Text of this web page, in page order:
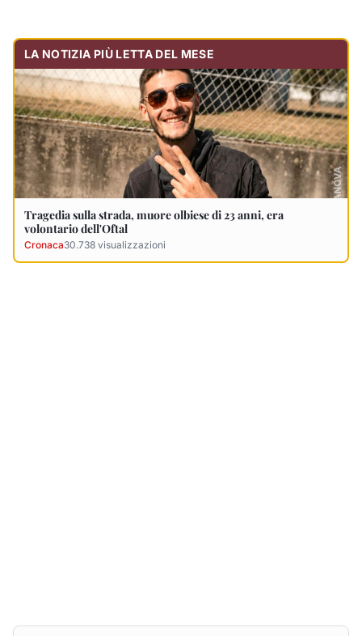
LA NOTIZIA PIÙ LETTA DEL MESE
Tragedia sulla strada, muore olbiese di 23 anni, era
volontario dell'Oftal
Cronaca30.738 visualizzazioni